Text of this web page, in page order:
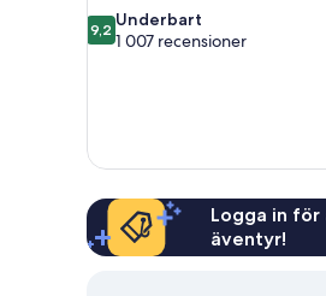
9.2
av
9,2 Underbart
1 007 recensioner
Logga in
äventyr!